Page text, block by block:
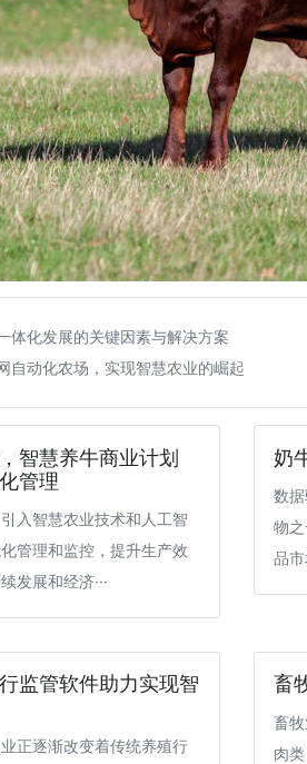
体化发展的关键因素与解决方案
自动化农场，实现智慧农业的崛起
智慧养牛商业计划
管理
入智慧农业技术和人工智
管理和监控，提升生产效
发展和经济···
奶
数
物
品市
监管软件助力实现智
正逐渐改变着传统养殖行
畜
畜
肉